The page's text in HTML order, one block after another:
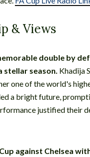
& Views
double by
stellar season. Khadija
one of the world's
a bright future,
justified their
against Chelsea